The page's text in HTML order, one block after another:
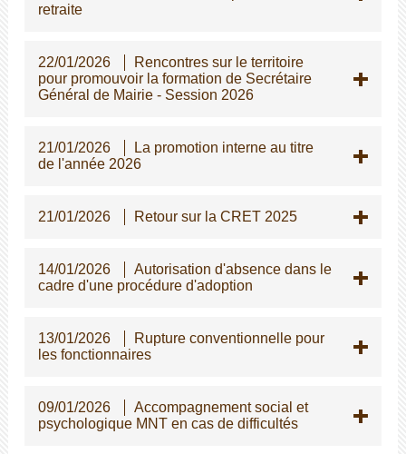
retraite
22/01/2026
Rencontres sur le territoire
pour promouvoir la formation de Secrétaire
Général de Mairie - Session 2026
21/01/2026
La promotion interne au titre
de l'année 2026
21/01/2026 Retour sur la CRET 2025
14/01/2026
Autorisation d'absence dans le
cadre d'une procédure d'adoption
13/01/2026
Rupture conventionnelle pour
les fonctionnaires
09/01/2026
Accompagnement social et
psychologique MNT en cas de difficultés